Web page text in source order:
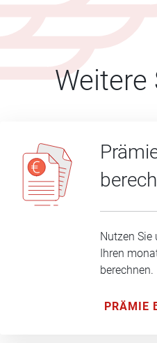
Weitere
Nutzen Sie
Ihren
berechnen.
PRÄMIE